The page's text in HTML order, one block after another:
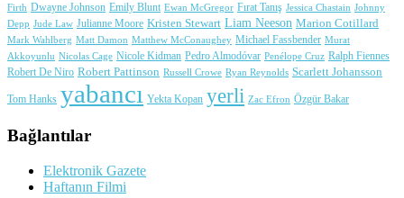
Firth Dwayne Johnson Emily Blunt Ewan McGregor Fırat Tanış Jessica Chastain Johnny
Depp Jude Law Julianne Moore Kristen Stewart Liam Neeson Marion Cotillard
Mark Wahlberg Matt Damon Matthew McConaughey Michael Fassbender Murat
Akkoyunlu Nicolas Cage Nicole Kidman Pedro Almodóvar Penélope Cruz Ralph Fiennes
Robert De Niro Robert Pattinson Russell Crowe Ryan Reynolds Scarlett Johansson
Tom Hanks yabancı Yekta Kopan yerli Zac Efron Özgür Bakar
Bağlantılar
Elektronik Gazete
Haftanın Filmi